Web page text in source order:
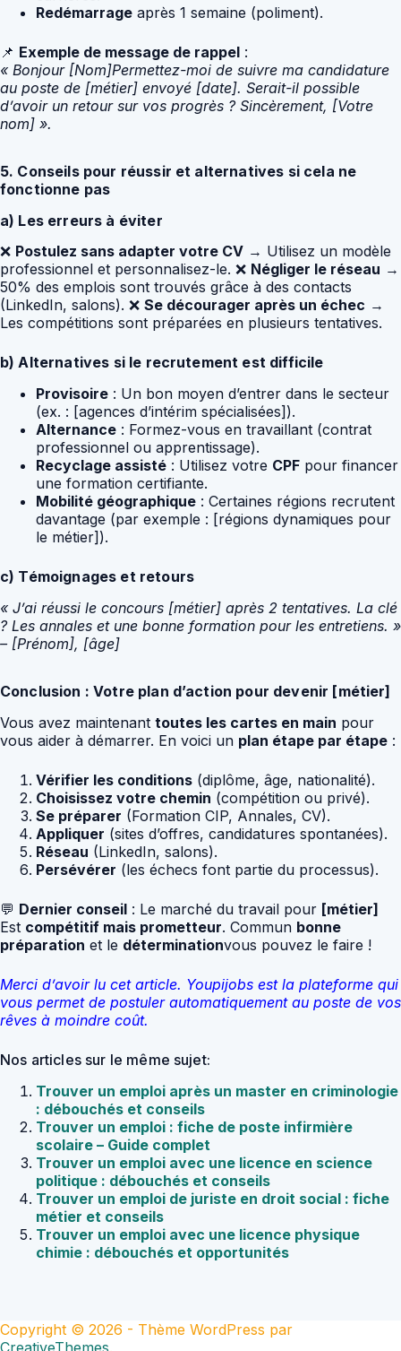
Redémarrage après 1 semaine (poliment).
📌 Exemple de message de rappel :
« Bonjour [Nom]Permettez-moi de suivre ma candidature
au poste de [métier] envoyé [date]. Serait-il possible
d’avoir un retour sur vos progrès ? Sincèrement, [Votre
nom] ».
5. Conseils pour réussir et alternatives si cela ne
fonctionne pas
a) Les erreurs à éviter
❌ Postulez sans adapter votre CV → Utilisez un modèle
professionnel et personnalisez-le. ❌ Négliger le réseau →
50% des emplois sont trouvés grâce à des contacts
(LinkedIn, salons). ❌ Se décourager après un échec →
Les compétitions sont préparées en plusieurs tentatives.
b) Alternatives si le recrutement est difficile
Provisoire : Un bon moyen d’entrer dans le secteur
(ex. : [agences d’intérim spécialisées]).
Alternance : Formez-vous en travaillant (contrat
professionnel ou apprentissage).
Recyclage assisté : Utilisez votre CPF pour financer
une formation certifiante.
Mobilité géographique : Certaines régions recrutent
davantage (par exemple : [régions dynamiques pour
le métier]).
c) Témoignages et retours
« J’ai réussi le concours [métier] après 2 tentatives. La clé
? Les annales et une bonne formation pour les entretiens. »
– [Prénom], [âge]
Conclusion : Votre plan d’action pour devenir [métier]
Vous avez maintenant toutes les cartes en main pour
vous aider à démarrer. En voici un plan étape par étape :
Vérifier les conditions (diplôme, âge, nationalité).
Choisissez votre chemin (compétition ou privé).
Se préparer (Formation CIP, Annales, CV).
Appliquer (sites d’offres, candidatures spontanées).
Réseau (LinkedIn, salons).
Persévérer (les échecs font partie du processus).
💬 Dernier conseil : Le marché du travail pour [métier]
Est compétitif mais prometteur. Commun bonne
préparation et le déterminationvous pouvez le faire !
Merci d’avoir lu cet article. Youpijobs est la plateforme qui
vous permet de postuler automatiquement au poste de vos
rêves à moindre coût.
Nos articles sur le même sujet:
Trouver un emploi après un master en criminologie
: débouchés et conseils
Trouver un emploi : fiche de poste infirmière
scolaire – Guide complet
Trouver un emploi avec une licence en science
politique : débouchés et conseils
Trouver un emploi de juriste en droit social : fiche
métier et conseils
Trouver un emploi avec une licence physique
chimie : débouchés et opportunités
Copyright © 2026 - Thème WordPress par
CreativeThemes